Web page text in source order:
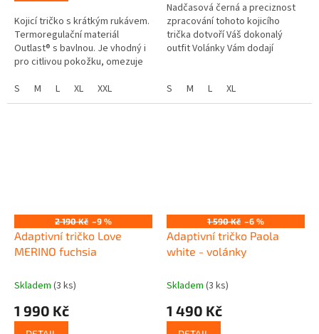
Kojicí tričko s krátkým rukávem.
Termoregulační materiál
Outlast® s bavlnou. Je vhodný i
pro citlivou pokožku, omezuje
faktor 50+. Skvěle sedí,...
S M L XL XXL
Nadčasová černá a preciznost
zpracování tohoto kojicího
trička dotvoří Váš dokonalý
outfit Volánky Vám dodají
kojení...
S M L XL
2 190 Kč –9 %
Adaptivní tričko Love
MERINO fuchsia
Skladem (3 ks)
1 990 Kč
1 590 Kč –6 %
Adaptivní tričko Paola
white - volánky
Skladem (3 ks)
1 490 Kč